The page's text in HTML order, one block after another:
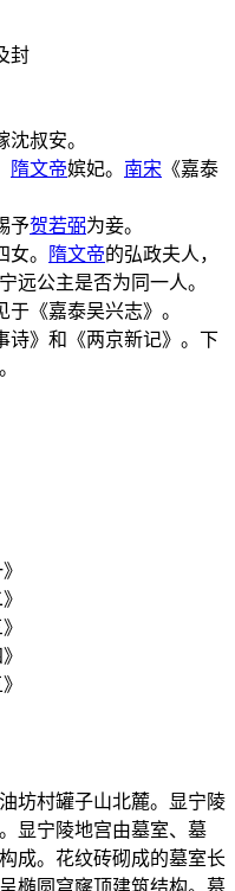
封
叔安。
隋文帝嫔妃。 南宋 《嘉泰
予贺若弼为妾。
。
隋文帝的弘政夫人，
远公主是否为同一人。
《嘉泰吴兴志》。
诗》和《两京新记》。下
坊村罐子山北麓。显宁陵
显宁陵地宫由墓室、墓
成。花纹砖砌成的墓室长
椭圆穹窿顶建筑结构。墓